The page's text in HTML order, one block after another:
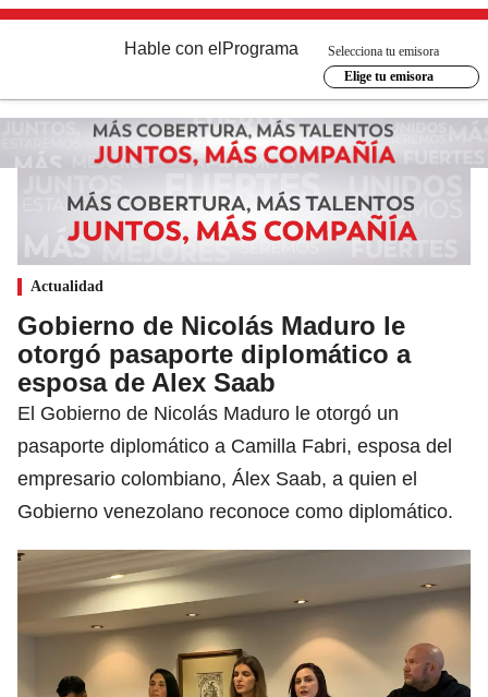
Hable con el Programa
Selecciona tu emisora
Elige tu emisora
Actualidad
Gobierno de Nicolás Maduro le
otorgó pasaporte diplomático a
esposa de Alex Saab
El Gobierno de Nicolás Maduro le otorgó un
pasaporte diplomático a Camilla Fabri, esposa del
empresario colombiano, Álex Saab, a quien el
Gobierno venezolano reconoce como diplomático.